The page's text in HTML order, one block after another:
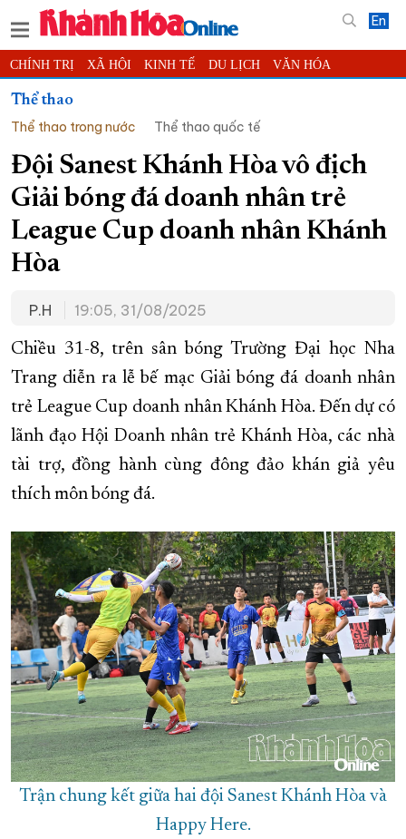
En
CHÍNH TRỊ XÃ HỘI KINH TẾ DU LỊCH VĂN HÓA
THỂ THAO
KHOA HỌC - CÔNG NGHỆ PHÁP LUẬT BẠN ĐỌC
THẾ GIỚI MULTIMEDIA VIDEO ĐỌC BÁO ONLINE
PODCAST THÔNG TIN - QUẢNG CÁO
QUY HOẠCH TỈNH KHÁNH HÒA
TRƯỜNG SA BIỂN ĐẢO QUÊ HƯƠNG
XÂY DỰNG NÔNG THÔN MỚI LỊCH CẮT ĐIỆN
TÀU - XE - MÁY BAY
KỶ NIỆM 370 NĂM XÂY DỰNG VÀ PHÁT TRIỂN TỈNH KHÁNH HÒA
KHOẢNH KHẮC ĐẸP XỨ TRẦM
XÂY DỰNG KHÁNH HÒA TRỞ THÀNH THÀNH PHỐ TRỰC THUỘC
ĐẠI HỘI ĐẢNG CÁC CẤP TRANG CHỦ VỀ BÁO KHÁNH HÒA
Thể thao
Thể thao trong nước
Thể thao quốc tế
Đội Sanest Khánh Hòa vô địch
Giải bóng đá doanh nhân trẻ
League Cup doanh nhân Khánh
Hòa
P.H 19:05, 31/08/2025
Chiều 31-8, trên sân bóng Trường Đại học Nha
Trang diễn ra lễ bế mạc Giải bóng đá doanh nhân
trẻ League Cup doanh nhân Khánh Hòa. Đến dự có
lãnh đạo Hội Doanh nhân trẻ Khánh Hòa, các nhà
tài trợ, đồng hành cùng đông đảo khán giả yêu
thích môn bóng đá.
Trận chung kết giữa hai đội Sanest Khánh Hòa và
Happy Here.